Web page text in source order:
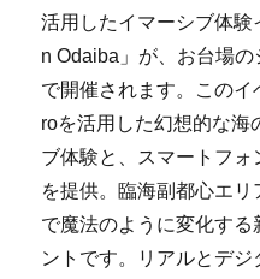
活用したイマーシブ体
n Odaiba」が、お台場
で開催されます。この
roを活用した幻想的な海
ブ体験と、スマートフ
を提供。臨海副都心エ
で魔法のように変化する
ントです。リアルとデ